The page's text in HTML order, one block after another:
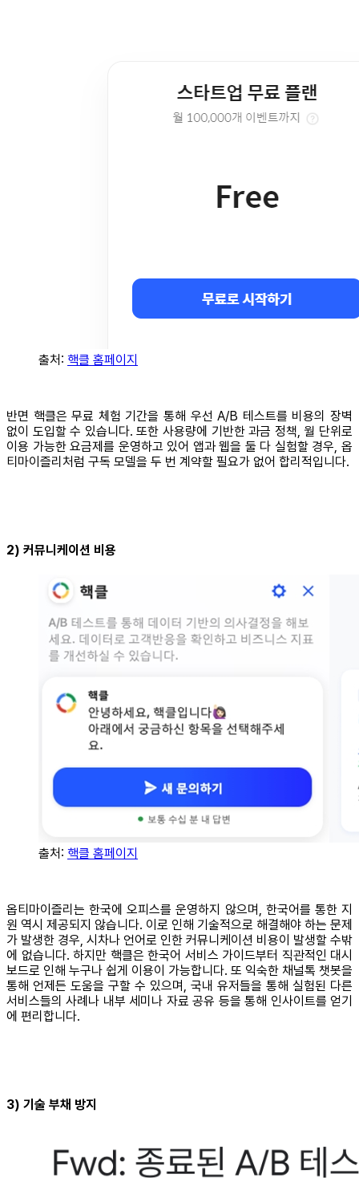
출처: 핵클 홈페이지
반면 핵클은 무료 체험 기간을 통해 우선 A/B 테스트를 비용의 장벽
없이 도입할 수 있습니다. 또한 사용량에 기반한 과금 정책, 월 단위로
이용 가능한 요금제를 운영하고 있어 앱과 웹을 둘 다 실험할 경우, 옵
티마이즐리처럼 구독 모델을 두 번 계약할 필요가 없어 합리적입니다.
2) 커뮤니케이션 비용
출처: 핵클 홈페이지
옵티마이즐리는 한국에 오피스를 운영하지 않으며, 한국어를 통한 지
원 역시 제공되지 않습니다. 이로 인해 기술적으로 해결해야 하는 문제
가 발생한 경우, 시차나 언어로 인한 커뮤니케이션 비용이 발생할 수밖
에 없습니다. 하지만 핵클은 한국어 서비스 가이드부터 직관적인 대시
보드로 인해 누구나 쉽게 이용이 가능합니다. 또 익숙한 채널톡 챗봇을
통해 언제든 도움을 구할 수 있으며, 국내 유저들을 통해 실험된 다른
서비스들의 사례나 내부 세미나 자료 공유 등을 통해 인사이트를 얻기
에 편리합니다.
3) 기술 부채 방지